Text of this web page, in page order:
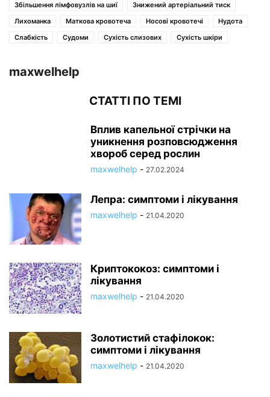
Збільшення лімфовузлів на шиї
Знижений артеріальний тиск
Лихоманка
Маткова кровотеча Носові кровотечі
Нудота
Слабкість
Судоми Сухість слизових Сухість шкіри
maxwelhelp
СТАТТІ ПО ТЕМІ
Вплив капельної стрічки на
уникнення розповсюдження
хвороб серед рослин
maxwelhelp - 27.02.2024
Лепра: симптоми і лікування
maxwelhelp - 21.04.2020
Криптококоз: симптоми і
лікування
maxwelhelp - 21.04.2020
Золотистий стафілокок:
симптоми і лікування
maxwelhelp - 21.04.2020